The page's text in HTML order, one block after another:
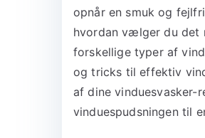
opnår en smuk og
hvordan vælger du det
forskellige typer af
og tricks til effektiv
af dine
vinduespudsningen til